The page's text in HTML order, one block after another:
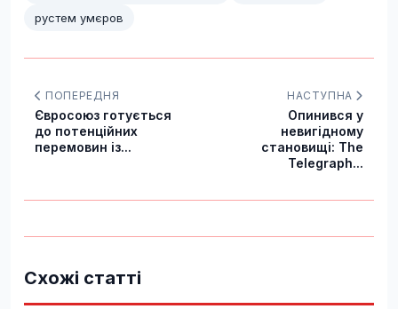
рустем умєров
ПОПЕРЕДНЯ
Євросоюз готується
до потенційних
перемовин із...
НАСТУПНА
Опинився у
невигідному
становищі: The
Telegraph...
Схожі статті